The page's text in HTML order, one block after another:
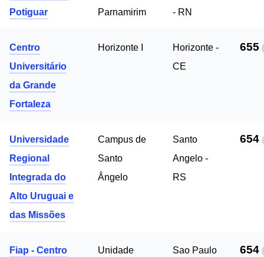
Potiguar
Parnamirim
- RN
Centro
Universitário
da Grande
Fortaleza
Horizonte I
Horizonte -
CE
655
Universidade
Regional
Integrada do
Alto Uruguai e
das Missões
Campus de
Santo
Ângelo
Santo
Angelo -
RS
654
Fiap - Centro
Unidade
Sao Paulo
654